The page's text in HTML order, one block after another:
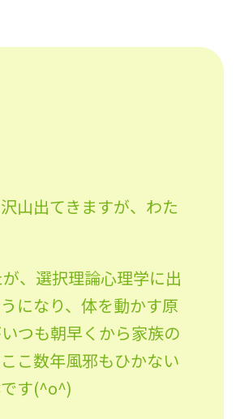
山出てきますが、わた
、選択理論心理学に出
になり、体を動かす原
つも朝早くから家族の
こ数年風邪もひかない
す(^o^)